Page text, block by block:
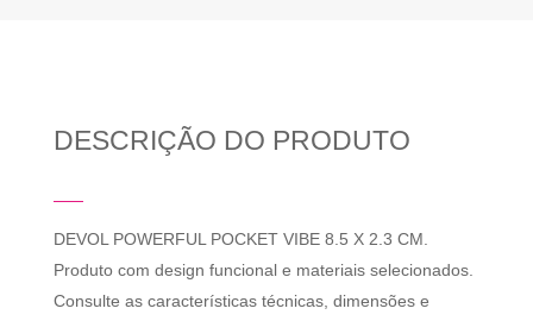
DESCRIÇÃO DO PRODUTO
DEVOL POWERFUL POCKET VIBE 8.5 X 2.3 CM.
Produto com design funcional e materiais selecionados.
Consulte as características técnicas, dimensões e